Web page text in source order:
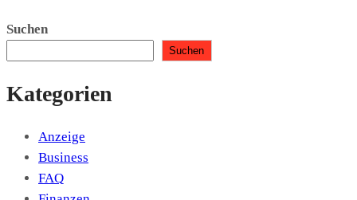
Suchen
Suchen
Kategorien
Anzeige
Business
FAQ